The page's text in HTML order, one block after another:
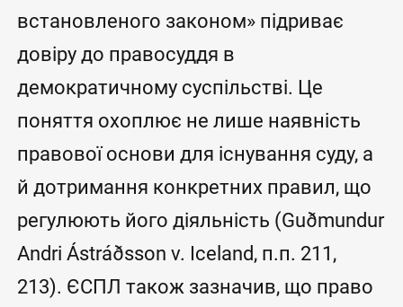
встановленого законом» підриває
довіру до правосуддя в
демократичному суспільстві. Це
поняття охоплює не лише наявність
правової основи для існування суду, а
й дотримання конкретних правил, що
регулюють його діяльність (Guðmundur
Andri Ástráðsson v. Iceland, п.п. 211,
213). ЄСПЛ також зазначив, що право